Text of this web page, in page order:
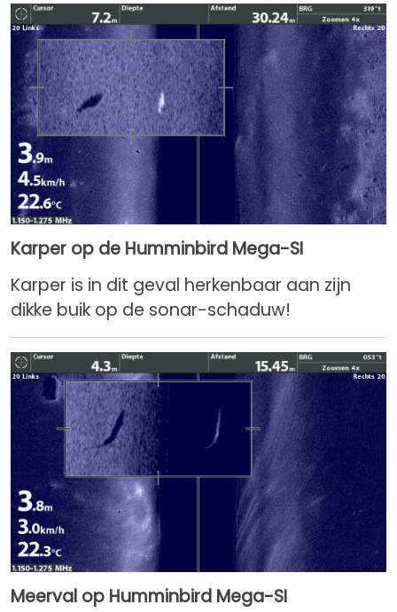
Karper op de Humminbird Mega-SI
Karper is in dit geval herkenbaar aan zijn
dikke buik op de sonar-schaduw!
Meerval op Humminbird Mega-SI